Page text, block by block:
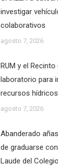
investigar
colaborativos
agosto 7, 2026
RUM y el
laboratorio para
recursos
agosto 7, 2026
Abanderado
de graduarse
Laude del